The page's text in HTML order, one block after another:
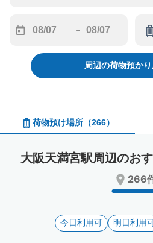
forward
interact
calendar
and
a
date.
-
backward
to
interact
and
a
date.
mark
key
周辺の荷物預か
荷物預け場所 （266）
大阪天満宮駅周辺のお
266
今日利用可 明日利用